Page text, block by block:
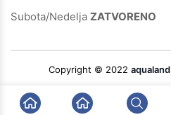
Subota/Nedelja ZATVORENO
Copyright © 2022 aqualand